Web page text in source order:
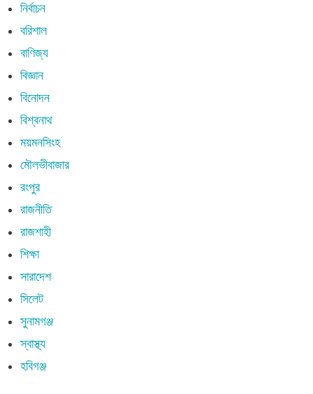
নির্বাচন
বরিশাল
বাণিজ্য
বিজ্ঞান
বিনোদন
বিশ্বনাথ
ময়মনসিংহ
মৌলভীবাজার
রংপুর
রাজনীতি
রাজশাহী
শিক্ষা
সারাদেশ
সিলেট
সুনামগঞ্জ
স্বাস্থ্য
হবিগঞ্জ